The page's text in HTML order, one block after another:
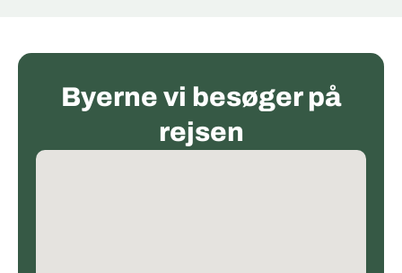
Byerne vi besøger på
rejsen